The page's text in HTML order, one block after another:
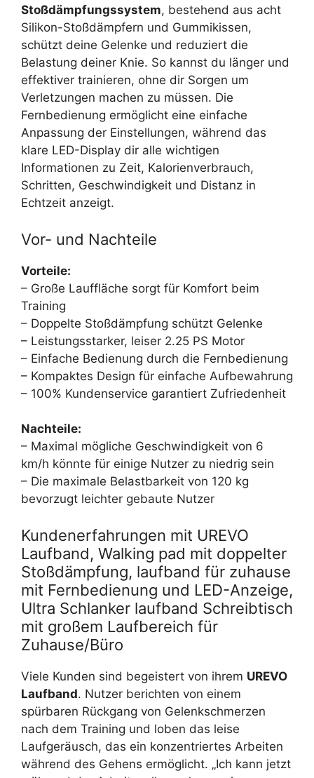
Stoßdämpfungssystem, bestehend aus acht
Silikon-Stoßdämpfern und Gummikissen,
schützt deine Gelenke und reduziert die
Belastung deiner Knie. So kannst du länger und
effektiver trainieren, ohne dir Sorgen um
Verletzungen machen zu müssen. Die
Fernbedienung ermöglicht eine einfache
Anpassung der Einstellungen, während das
klare LED-Display dir alle wichtigen
Informationen zu Zeit, Kalorienverbrauch,
Schritten, Geschwindigkeit und Distanz in
Echtzeit anzeigt.
Vor- und Nachteile
Vorteile:
– Große Lauffläche sorgt für Komfort beim
Training
– Doppelte Stoßdämpfung schützt Gelenke
– Leistungsstarker, leiser 2.25 PS Motor
– Einfache Bedienung durch die Fernbedienung
– Kompaktes Design für einfache Aufbewahrung
– 100% Kundenservice garantiert Zufriedenheit
Nachteile:
– Maximal mögliche Geschwindigkeit von 6
km/h könnte für einige Nutzer zu niedrig sein
– Die maximale Belastbarkeit von 120 kg
bevorzugt leichter gebaute Nutzer
Kundenerfahrungen mit UREVO
Laufband, Walking pad mit doppelter
Stoßdämpfung, laufband für zuhause
mit Fernbedienung und LED-Anzeige,
Ultra Schlanker laufband Schreibtisch
mit großem Laufbereich für
Zuhause/Büro
Viele Kunden sind begeistert von ihrem UREVO
Laufband. Nutzer berichten von einem
spürbaren Rückgang von Gelenkschmerzen
nach dem Training und loben das leise
Laufgeräusch, das ein konzentriertes Arbeiten
während des Gehens ermöglicht. „Ich kann jetzt